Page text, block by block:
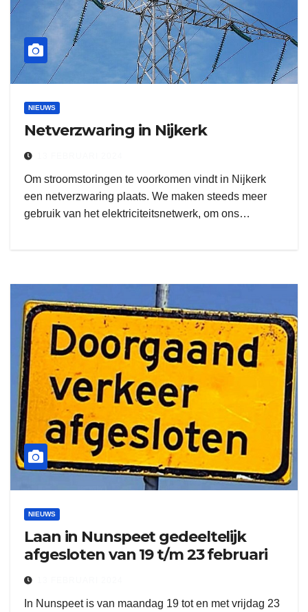
NIEUWS
Netverzwaring in Nijkerk
Om stroomstoringen te voorkomen vindt in Nijkerk
een netverzwaring plaats. We maken steeds meer
gebruik van het elektriciteitsnetwerk, om ons…
NIEUWS
Laan in Nunspeet gedeeltelijk
afgesloten van 19 t/m 23 februari
In Nunspeet is van maandag 19 tot en met vrijdag 23